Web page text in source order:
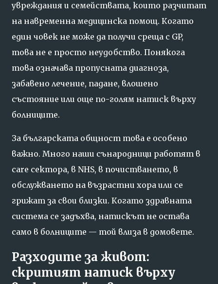
увреждания и семействата, които разчитат
на навременна медицинска помощ. Когато
един човек не може да получи среща с GP,
това не е просто неудобство. Понякога
това означава пропусната диагноза,
забавено лечение, падане, влошено
състояние или още по-голям натиск върху
болниците.
За българската общност това е особено
важно. Много наши сънародници работят в
care секторa, в NHS, в почистването, в
обслужването на възрастни хора или се
грижат за свои близки. Когато здравната
система се задъхва, натискът не остава
само в болниците — той влиза в домовете.
Разходите за живот:
скритият натиск върху